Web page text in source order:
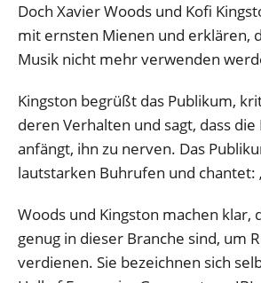
Doch Xavier Woods und Kofi
mit ernsten Mienen und erklären,
Musik nicht mehr verwenden
Kingston begrüßt das Publikum,
deren Verhalten und sagt, dass die
anfängt, ihn zu nerven. Das
lautstarken Buhrufen und chantet:
Woods und Kingston machen klar,
genug in dieser Branche sind, um
verdienen. Sie bezeichnen sich